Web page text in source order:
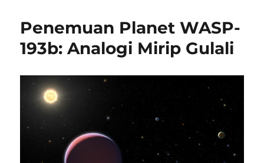
Penemuan Planet WASP-
193b: Analogi Mirip Gulali